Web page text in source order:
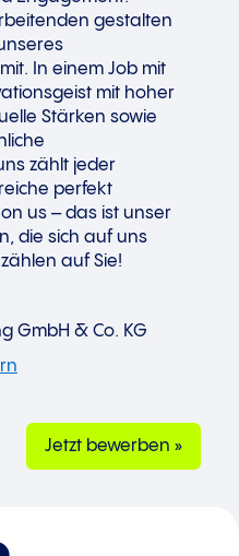
gestalten
In einem Job mit
mit hoher
Stärken sowie
zählt jeder
perfekt
us – das ist unser
die sich auf uns
auf Sie!
GmbH & Co. KG
Jetzt bewerben »